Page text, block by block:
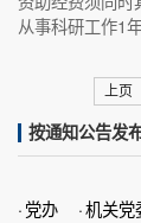
从事科研工作1
上页
按通知公告发
· 党办 ·机关党